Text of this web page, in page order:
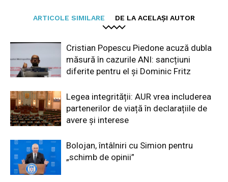
ARTICOLE SIMILARE DE LA ACELAȘI AUTOR
Cristian Popescu Piedone acuză dubla
măsură în cazurile ANI: sancțiuni
diferite pentru el și Dominic Fritz
Legea integrității: AUR vrea includerea
partenerilor de viață în declarațiile de
avere și interese
Bolojan, întâlniri cu Simion pentru
„schimb de opinii”